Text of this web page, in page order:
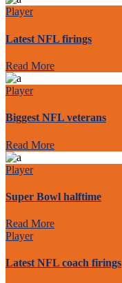
Player
Latest NFL firings
Read More
Player
Biggest NFL veterans
Read More
Player
Super Bowl halftime
Read More
Player
Latest NFL coach firings